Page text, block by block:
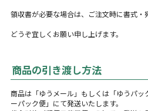
領収書が必要な場合は、ご注文時に書式・
どうぞ宜しくお願い申し上げます。
商品の引き渡し方法
商品は「ゆうメール」もしくは「ゆうパ
ーパック便」にて発送いたします。